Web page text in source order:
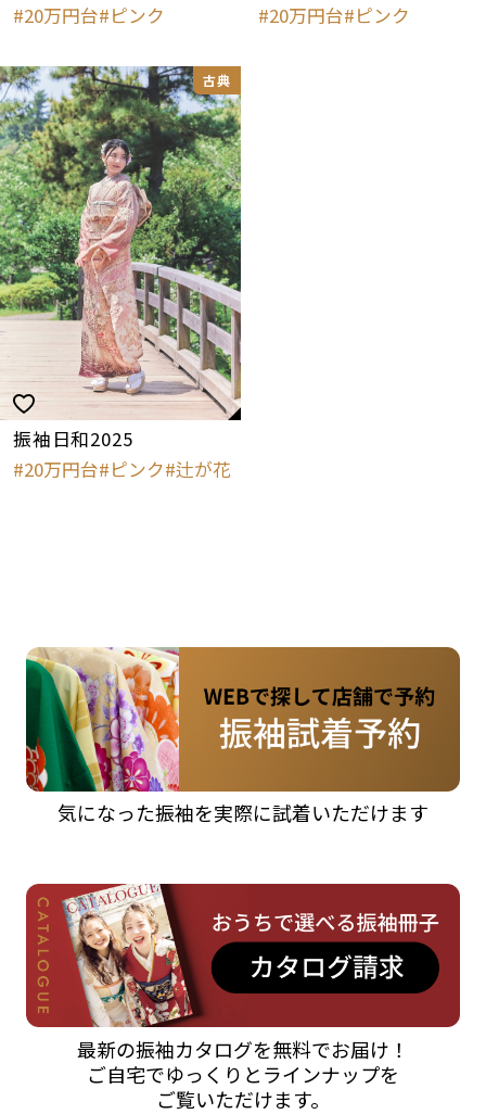
20万円台 ピンク
20万円台 ピンク
古典
振袖日和2025
20万円台 ピンク 辻が花
気になった振袖を実際に試着いただけます
最新の振袖カタログを無料でお届け！
ご自宅でゆっくりとラインナップを
ご覧いただけます。